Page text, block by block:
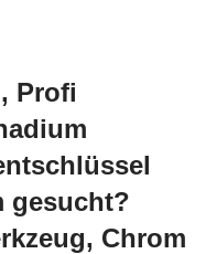
Profi
gesucht?
Chrom